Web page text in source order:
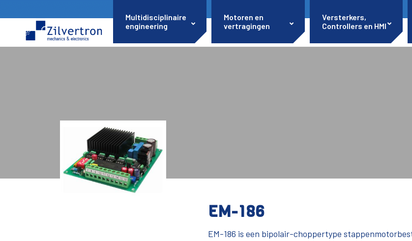
Multidisciplinaire
engineering
Motoren en
vertragingen
Versterkers,
Controllers en HMI
EM-186
EM-186 is een bipolair-choppertype